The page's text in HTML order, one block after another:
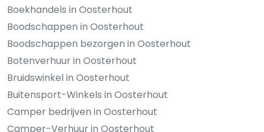
Boekhandels in Oosterhout
Boodschappen in Oosterhout
Boodschappen bezorgen in Oosterhout
Botenverhuur in Oosterhout
Bruidswinkel in Oosterhout
Buitensport-Winkels in Oosterhout
Camper bedrijven in Oosterhout
Camper-Verhuur in Oosterhout